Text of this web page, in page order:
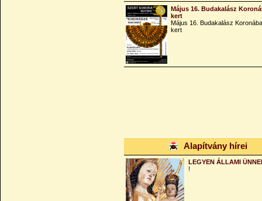
Május 16. Budakalász
kert
Május 16. Budakalász
kert
Alapítvány hírei
LEGYEN ÁLLAMI
!